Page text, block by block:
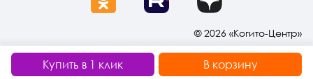
В корзину
Купить в 1 клик
OK Rutube Dzen
© 2026 «Когито-Центр»